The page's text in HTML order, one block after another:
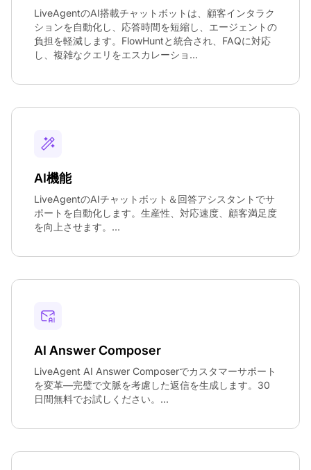
LiveAgentのAI搭載チャットボットは、顧客インタラク
ションを自動化し、応答時間を短縮し、エージェントの
負担を軽減します。FlowHuntと統合され、FAQに対応
し、複雑なクエリをエスカレーショ...
AI機能
LiveAgentのAIチャットボット＆回答アシスタントでサ
ポートを自動化します。生産性、対応速度、顧客満足度
を向上させます。...
AI Answer Composer
LiveAgent AI Answer Composerでカスタマーサポート
を変革—完璧で文脈を考慮した返信を生成します。30
日間無料でお試しください。...